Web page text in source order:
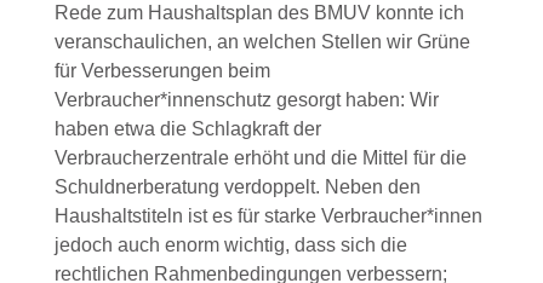
Rede zum Haushaltsplan des BMUV konnte ich
veranschaulichen, an welchen Stellen wir Grüne
für Verbesserungen beim
Verbraucher*innenschutz gesorgt haben: Wir
haben etwa die Schlagkraft der
Verbraucherzentrale erhöht und die Mittel für die
Schuldnerberatung verdoppelt. Neben den
Haushaltstiteln ist es für starke Verbraucher*innen
jedoch auch enorm wichtig, dass sich die
rechtlichen Rahmenbedingungen verbessern;